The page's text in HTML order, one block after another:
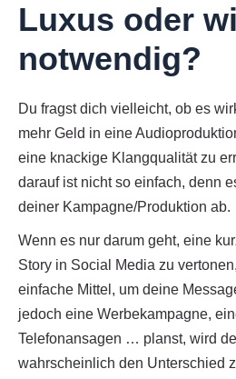
Luxus oder
notwendig?
Du fragst dich vielleicht, ob es
mehr Geld in eine
eine knackige Klangqualität zu
darauf ist nicht so einfach, denn
deiner Kampagne/Produktion ab.
Wenn es nur darum geht, eine
Story in Social Media zu
einfache Mittel, um deine
jedoch eine Werbekampagne,
Telefonansagen … planst, wird
wahrscheinlich den Unterschied